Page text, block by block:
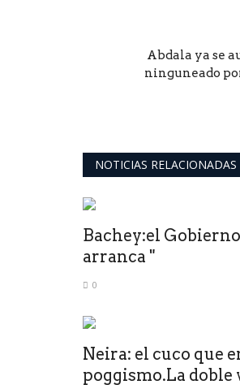
Abdala ya se
ninguneado
NOTICIAS RELACIONADAS
Bachey:el
arranca "
0
Neira: el cuco que
poggismo.La doble